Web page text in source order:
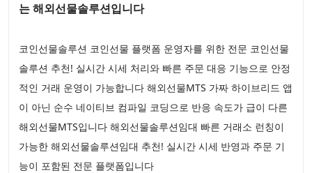
는 해외선물솔루션입니다
코인선물솔루션 코인선물 플랫폼 운영자를 위한 전문 코인선물
솔루션 추천! 실시간 시세 처리와 빠른 주문 대응 기능으로 안정
적인 거래 운영이 가능합니다 해외선물MTS 가짜 하이브리드 앱
이 아닌 순수 네이티브 컴파일 코딩으로 반응 속도가 급이 다른
해외선물MTS입니다 해외선물솔루션임대 빠른 거래소 런칭이
가능한 해외선물솔루션임대 추천! 실시간 시세 반영과 주문 기
능이 포함된 전문 플랫폼입니다